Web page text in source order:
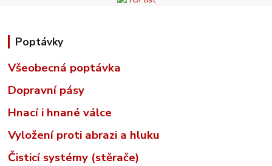
Poptávky
Všeobecná poptávka
Dopravní pásy
Hnací i hnané válce
Vyložení proti abrazi a hluku
Čisticí systémy (stěrače)